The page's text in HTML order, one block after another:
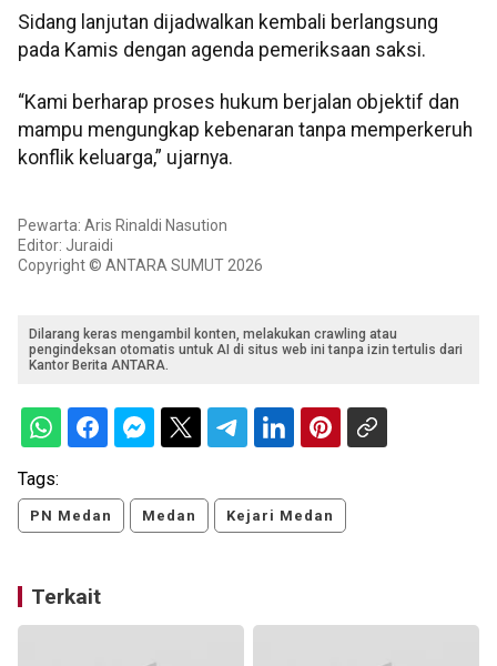
Sidang lanjutan dijadwalkan kembali berlangsung
pada Kamis dengan agenda pemeriksaan saksi.
“Kami berharap proses hukum berjalan objektif dan
mampu mengungkap kebenaran tanpa memperkeruh
konflik keluarga,” ujarnya.
Pewarta: Aris Rinaldi Nasution
Editor: Juraidi
Copyright © ANTARA SUMUT 2026
Dilarang keras mengambil konten, melakukan crawling atau
pengindeksan otomatis untuk AI di situs web ini tanpa izin tertulis dari
Kantor Berita ANTARA.
Tags:
PN Medan Medan Kejari Medan
Terkait